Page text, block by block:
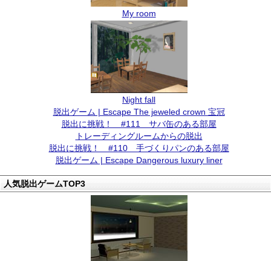
My room
Night fall
脱出ゲーム | Escape The jeweled crown 宝冠
脱出に挑戦！ #111 サバ缶のある部屋
トレーディングルームからの脱出
脱出に挑戦！ #110 手づくりパンのある部屋
脱出ゲーム | Escape Dangerous luxury liner
人気脱出ゲームTOP3